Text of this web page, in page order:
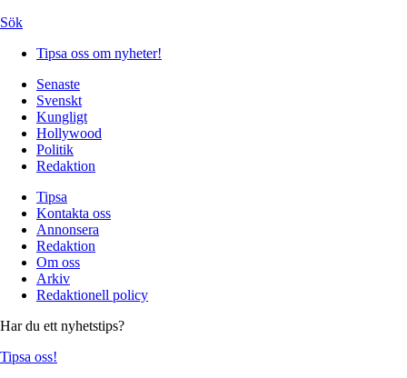
Sök
Tipsa oss om nyheter!
Senaste
Svenskt
Kungligt
Hollywood
Politik
Redaktion
Tipsa
Kontakta oss
Annonsera
Redaktion
Om oss
Arkiv
Redaktionell policy
Har du ett nyhetstips?
Tipsa oss!